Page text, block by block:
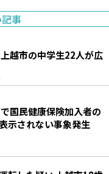
事
越市の中学生22人が広
国民健康保険加入者の
示されない事象発生